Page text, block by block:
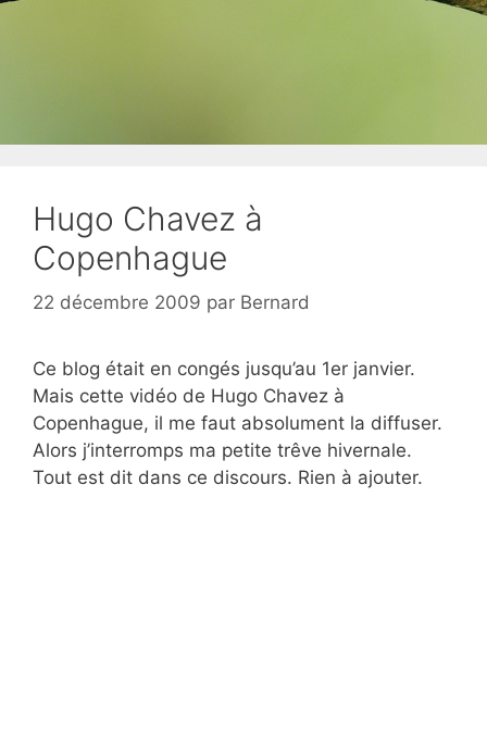
Hugo Chavez à
Copenhague
22 décembre 2009 par Bernard
Ce blog était en congés jusqu’au 1er janvier.
Mais cette vidéo de Hugo Chavez à
Copenhague, il me faut absolument la diffuser.
Alors j’interromps ma petite trêve hivernale.
Tout est dit dans ce discours. Rien à ajouter.